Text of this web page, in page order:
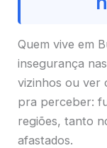
Quem vive em
insegurança
vizinhos ou ver
pra perceber:
regiões, tanto
afastados.